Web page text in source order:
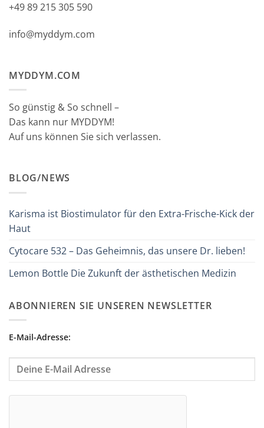
+49 89 215 305 590
info@myddym.com
MYDDYM.COM
So günstig & So schnell –
Das kann nur MYDDYM!
Auf uns können Sie sich verlassen.
BLOG/NEWS
Karisma ist Biostimulator für den Extra-Frische-Kick der
Haut
Cytocare 532 – Das Geheimnis, das unsere Dr. lieben!
Lemon Bottle Die Zukunft der ästhetischen Medizin
ABONNIEREN SIE UNSEREN NEWSLETTER
E-Mail-Adresse: